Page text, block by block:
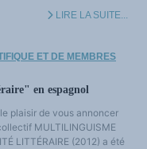
LIRE LA SUITE...
ET DE MEMBRES
en espagnol
plaisir de vous annoncer
MULTILINGUISME
LITTÉRAIRE (2012) a été